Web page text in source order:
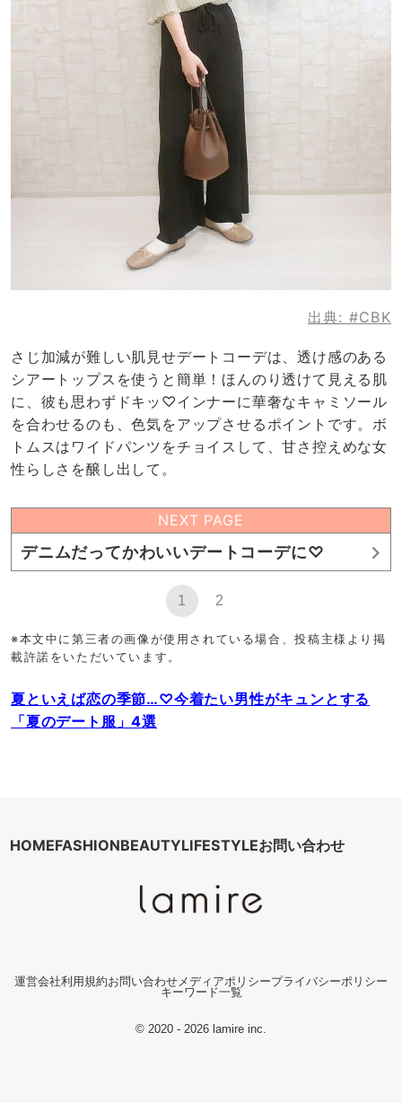
出典: #CBK
さじ加減が難しい肌見せデートコーデは、透け感のある
シアートップスを使うと簡単！ほんのり透けて見える肌
に、彼も思わずドキッ♡インナーに華奢なキャミソール
を合わせるのも、色気をアップさせるポイントです。ボ
トムスはワイドパンツをチョイスして、甘さ控えめな女
性らしさを醸し出して。
NEXT PAGE
デニムだってかわいいデートコーデに♡
1 2
※本文中に第三者の画像が使用されている場合、投稿主様より掲
載許諾をいただいています。
夏といえば恋の季節…♡今着たい男性がキュンとする
「夏のデート服」4選
HOMEFASHIONBEAUTYLIFESTYLEお問い合わせ
運営会社利用規約お問い合わせメディアポリシープライバシーポリシー
キーワード一覧
© 2020 - 2026 lamire inc.